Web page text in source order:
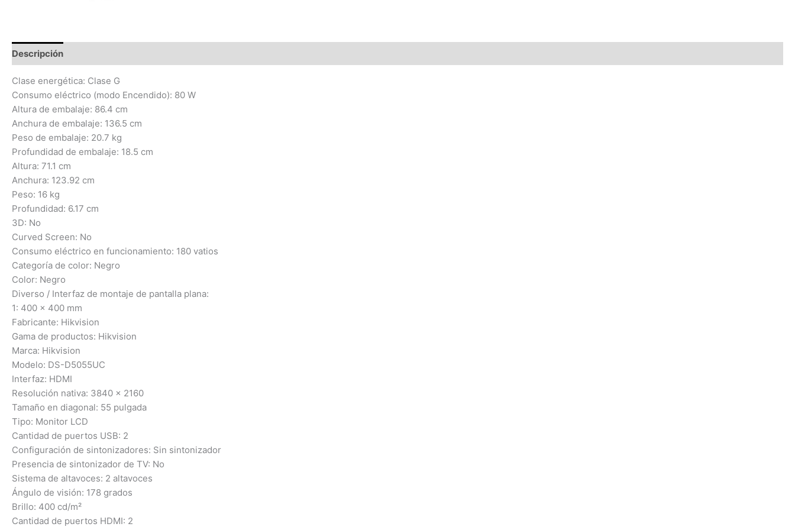
Descripción
Clase energética: Clase G
Consumo eléctrico (modo Encendido): 80 W
Altura de embalaje: 86.4 cm
Anchura de embalaje: 136.5 cm
Peso de embalaje: 20.7 kg
Profundidad de embalaje: 18.5 cm
Altura: 71.1 cm
Anchura: 123.92 cm
Peso: 16 kg
Profundidad: 6.17 cm
3D: No
Curved Screen: No
Consumo eléctrico en funcionamiento: 180 vatios
Categoría de color: Negro
Color: Negro
Diverso / Interfaz de montaje de pantalla plana:
1: 400 x 400 mm
Fabricante: Hikvision
Gama de productos: Hikvision
Marca: Hikvision
Modelo: DS-D5055UC
Interfaz: HDMI
Resolución nativa: 3840 x 2160
Tamaño en diagonal: 55 pulgada
Tipo: Monitor LCD
Cantidad de puertos USB: 2
Configuración de sintonizadores: Sin sintonizador
Presencia de sintonizador de TV: No
Sistema de altavoces: 2 altavoces
Ángulo de visión: 178 grados
Brillo: 400 cd/m²
Cantidad de puertos HDMI: 2